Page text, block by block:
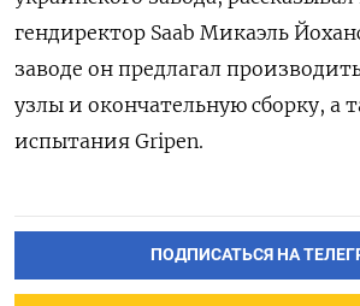
гендиректор Saab Микаэль
заводе он предлагал
узлы и окончательную сборку, а
испытания Gripen.
ПОДПИСАТЬСЯ НА